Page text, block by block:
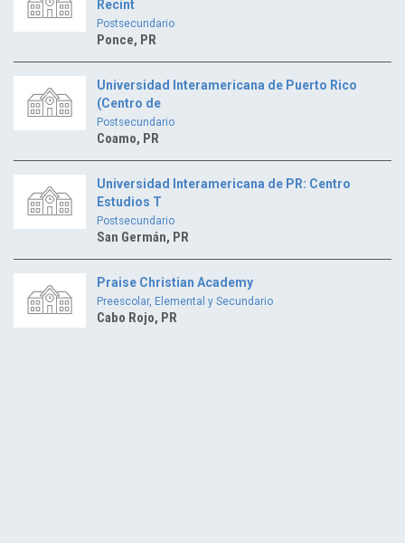
Recint
Postsecundario
Ponce, PR
Universidad Interamericana de Puerto Rico
(Centro de
Postsecundario
Coamo, PR
Universidad Interamericana de PR: Centro
Estudios T
Postsecundario
San Germán, PR
Praise Christian Academy
Preescolar, Elemental y Secundario
Cabo Rojo, PR